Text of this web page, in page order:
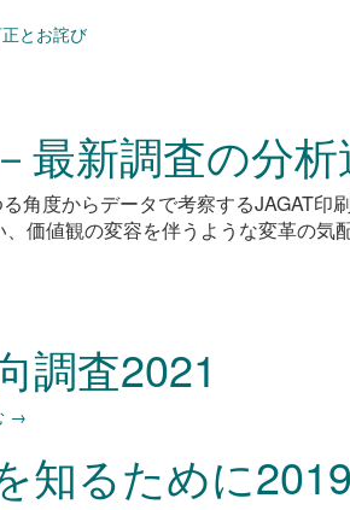
正とお詫び
最新調査の分析
角度からデータで考察するJAGAT印
価値観の変容を伴うような変革の気
調査2021
→
知るために